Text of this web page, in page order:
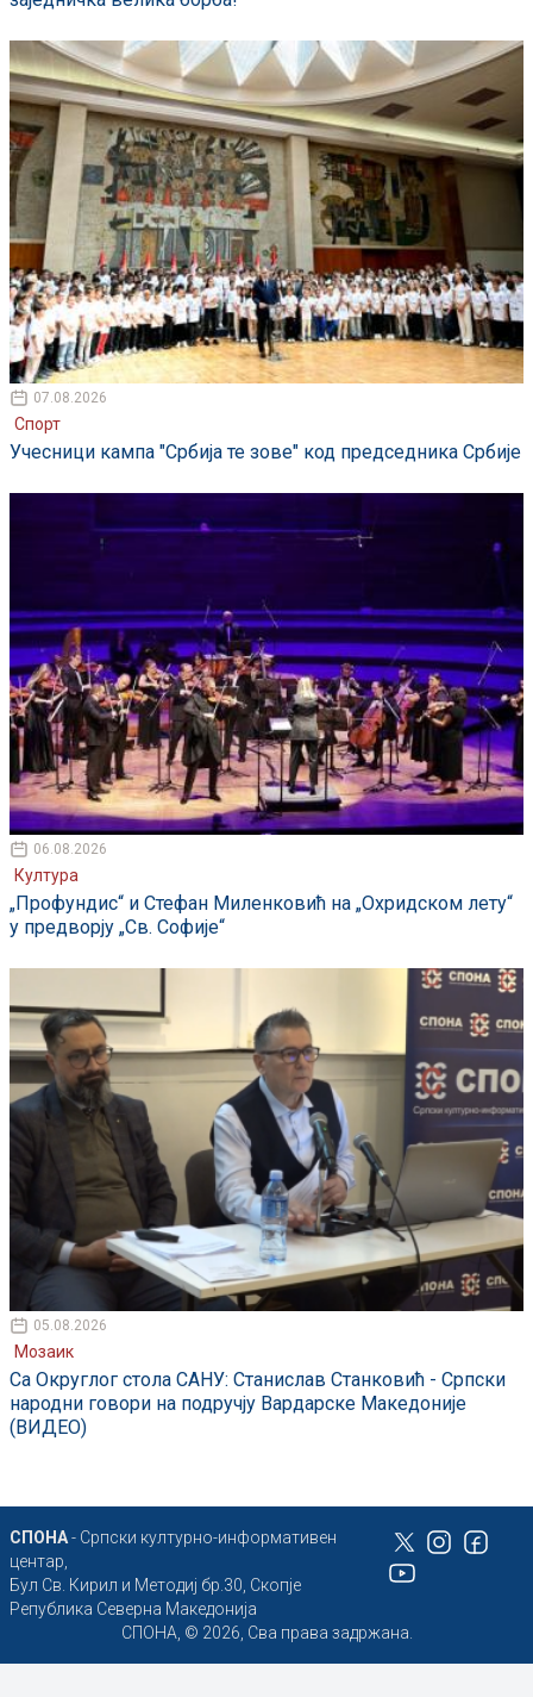
07.08.2026
Спорт
Учесници кампа "Србија те зове" код председника Србије
06.08.2026
Култура
„Профундис“ и Стефан Миленковић на „Охридском лету“
у предворју „Св. Софије“
05.08.2026
Мозаик
Са Округлог стола САНУ: Станислав Станковић - Српски
народни говори на подручју Вардарске Македоније
(ВИДЕО)
СПОНА- Српски културно-информативен
центар,
Бул Св. Кирил и Методиј бр.30, Скопје
Република Северна Македонија
СПОНА, © 2026, Сва права задржана.